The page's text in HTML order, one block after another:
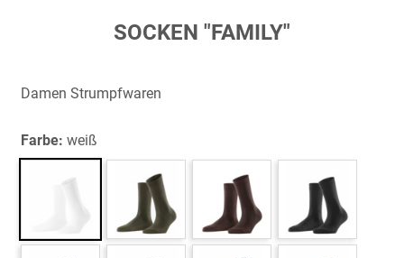
springen
SOCKEN "FAMILY"
Damen Strumpfwaren
Farbe: weiß